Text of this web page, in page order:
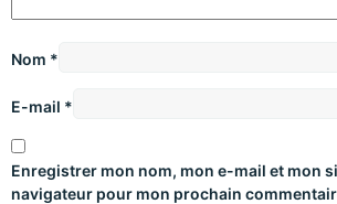
Nom *
E-mail *
Enregistrer mon nom, mon e-mail et mon
navigateur pour mon prochain